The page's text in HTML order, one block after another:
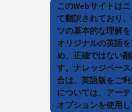
このWebサイトは
て翻訳されており
ツの基本的な理解
オリジナルの英語
め、正確ではない
す。ナレッジベー
合は、英語版をご
については、アー
オプションを使用し